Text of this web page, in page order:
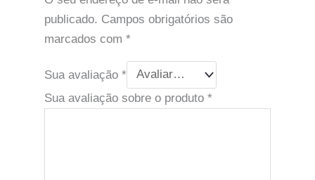
publicado. Campos obrigatórios são
marcados com *
Sua avaliação *
Sua avaliação sobre o produto *